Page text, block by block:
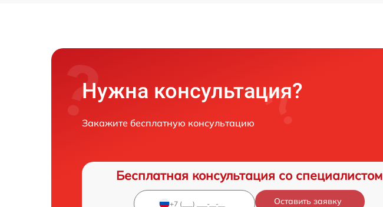
Нужна консультация?
Закажите бесплатную консультацию
Бесплатная консультация со специалистом
Оставить заявку